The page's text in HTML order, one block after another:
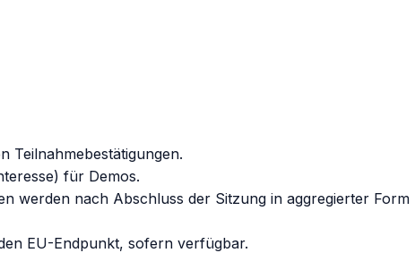
Teilnahmebestätigungen.
für Demos.
werden nach Abschluss der Sitzung in aggregierter Form
EU-Endpunkt, sofern verfügbar.